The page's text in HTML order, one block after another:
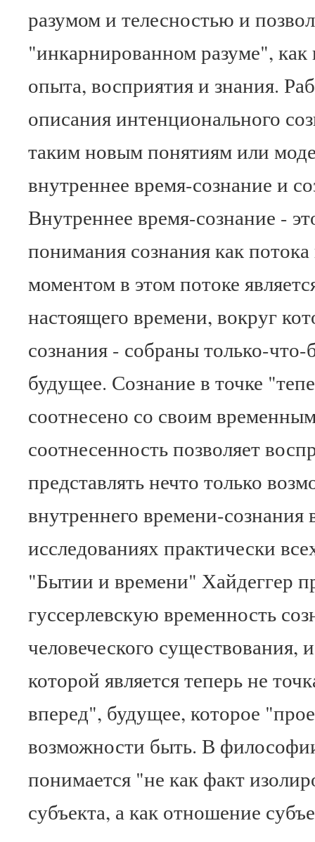
разумом и телесностью и
"инкарнированном разуме",
опыта, восприятия и знания.
описания интенционального
таким новым понятиям или
внутреннее время-сознание и
Внутреннее время-сознание -
понимания сознания как
моментом в этом потоке
настоящего времени, вокруг
сознания - собраны только-
будущее. Сознание в точке
соотнесено со своим
соотнесенность позволяет
представлять нечто только
внутреннего времени-сознания
исследованиях практически
"Бытии и времени" Хайдеггер
гуссерлевскую временность
человеческого
которой является теперь не
вперед", будущее, которое
возможности быть. В
понимается "не как факт
субъекта, а как отношение